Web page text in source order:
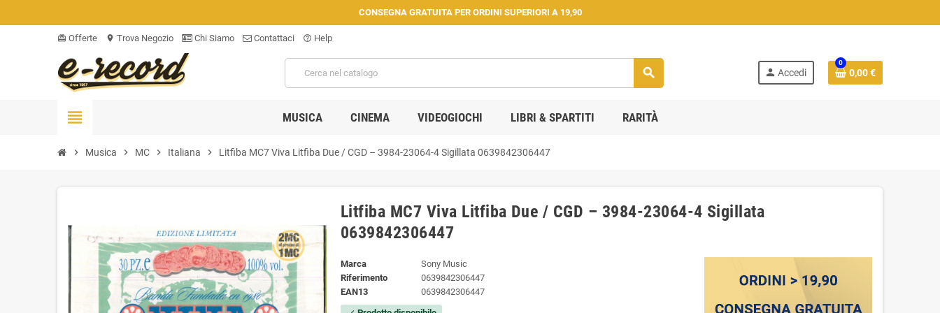
CONSEGNA GRATUITA PER ORDINI SUPERIORI A 19,90
card_giftcard Offerte location_on Trova Negozio Chi Siamo Contattaci help_outline Help
search person Accedi
0
0,00 €
view_headline MUSICA CINEMA VIDEOGIOCHI LIBRI & SPARTITI RARITÀ
chevron_right Musica chevron_right MC chevron_right Italiana chevron_right Litfiba MC7 Viva Litfiba Due / CGD ‎– 3984-23064-4 Sigillata 0639842306447
Litfiba MC7 Viva Litfiba Due / CGD ‎– 3984-23064-4 Sigillata
0639842306447
Marca
Sony Music
Riferimento
0639842306447
EAN13
0639842306447